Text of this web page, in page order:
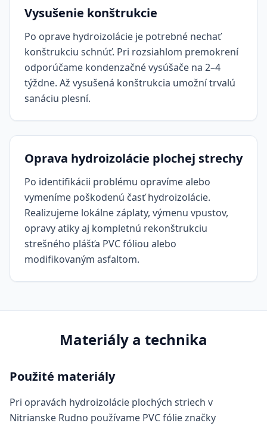
Vysušenie konštrukcie
Po oprave hydroizolácie je potrebné nechať
konštrukciu schnúť. Pri rozsiahlom premokrení
odporúčame kondenzačné vysúšače na 2–4
týždne. Až vysušená konštrukcia umožní trvalú
sanáciu plesní.
Oprava hydroizolácie plochej strechy
Po identifikácii problému opravíme alebo
vymeníme poškodenú časť hydroizolácie.
Realizujeme lokálne záplaty, výmenu vpustov,
opravy atiky aj kompletnú rekonštrukciu
strešného plášťa PVC fóliou alebo
modifikovaným asfaltom.
Materiály a technika
Použité materiály
Pri opravách hydroizolácie plochých striech v
Nitrianske Rudno používame PVC fólie značky